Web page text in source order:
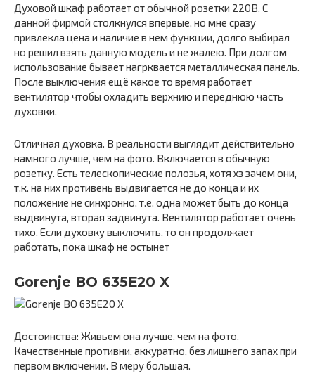
Духовой шкаф работает от обычной розетки 220В. С
данной фирмой столкнулся впервые, но мне сразу
привлекла цена и наличие в нем функции, долго выбирал
но решил взять данную модель и не жалею. При долгом
использование бывает нагрквается металлическая панель.
После выключения ещё какое то время работает
вентилятор чтобы охладить верхнию и переднюю часть
духовки.
Отличная духовка. В реальности выглядит действительно
намного лучше, чем на фото. Включается в обычную
розетку. Есть телескопические полозья, хотя хз зачем они,
т.к. на них противень выдвигается не до конца и их
положение не синхронно, т.е. одна может быть до конца
выдвинута, вторая задвинута. Вентилятор работает очень
тихо. Если духовку выключить, то он продолжает
работать, пока шкаф не остынет
Gorenje BO 635E20 X
Достоинства: Живьем она лучше, чем на фото.
Качественные противни, аккуратно, без лишнего запах при
первом включении. В меру большая.